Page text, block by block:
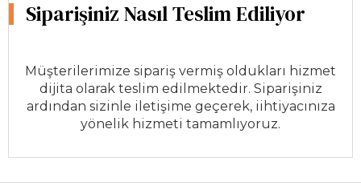
Siparişiniz Nasıl Teslim Ediliyor
Müşterilerimize sipariş vermiş oldukları hizmet
dijita olarak teslim edilmektedir. Siparişiniz
ardından sizinle iletişime geçerek, iihtiyacınıza
yönelik hizmeti tamamlıyoruz.